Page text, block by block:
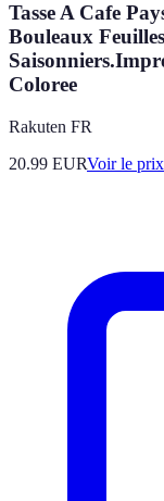
Tasse A Cafe
Bouleaux
Coloree
Rakuten FR
20.99 EURVoir le prix